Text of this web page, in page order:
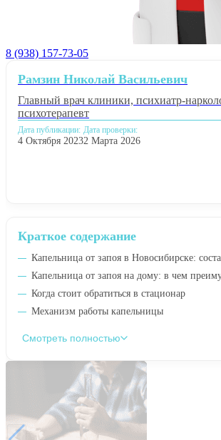
8 (938) 157-73-05
Краткое содержание
Капельница от запоя в Новосибирске:
Капельница от запоя на дому: в чем
Когда стоит обратиться в стационар
Механизм работы капельницы
Смотреть полностью
Рамзин Николай Васильевич
Главный врач клиники, психиатр-
психотерапевт
Дата публикации:
4 Октября 2023
Дата проверки:
2 Марта 2026